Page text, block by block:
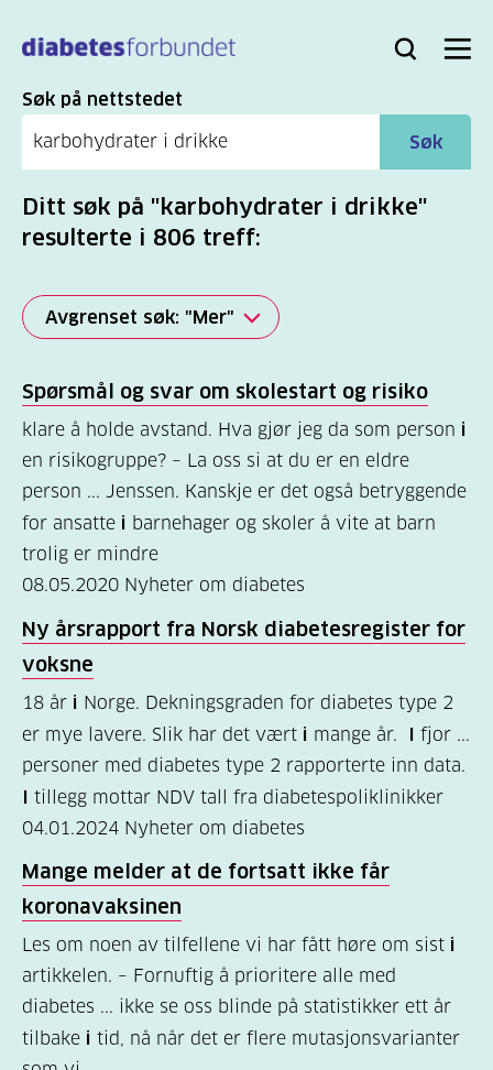
hovedinnhold
Bli
Logg
Søk Meny
Søk
Søk på nettstedet
Søk
Ditt søk på "karbohydrater i drikke"
resulterte i 806 treff:
Avgrenset søk: "Mer"
(2277)
Mer
(806)
Kosthold
og
oppskrifter
(690)
Om
oss
(302)
Tilbud
til
deg
(195)
For
helsepersonell
(157)
Felles
Spørsmål og svar om skolestart og risiko
klare å holde avstand. Hva gjør jeg da som person i
en risikogruppe? – La oss si at du er en eldre
person ... Jenssen. Kanskje er det også betryggende
for ansatte i barnehager og skoler å vite at barn
trolig er mindre
08.05.2020 Nyheter om diabetes
Ny årsrapport fra Norsk diabetesregister for
voksne
18 år i Norge. Dekningsgraden for diabetes type 2
er mye lavere. Slik har det vært i mange år. I fjor ...
personer med diabetes type 2 rapporterte inn data.
I tillegg mottar NDV tall fra diabetespoliklinikker
04.01.2024 Nyheter om diabetes
Mange melder at de fortsatt ikke får
koronavaksinen
Les om noen av tilfellene vi har fått høre om sist i
artikkelen. – Fornuftig å prioritere alle med
diabetes ... ikke se oss blinde på statistikker ett år
tilbake i tid, nå når det er flere mutasjonsvarianter